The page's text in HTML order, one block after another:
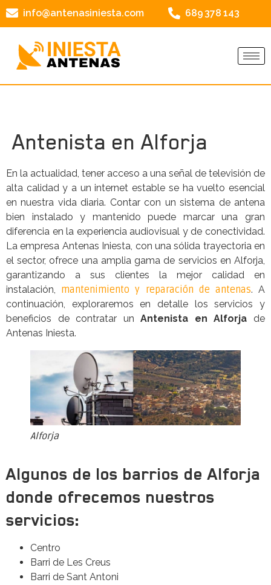
info@antenasiniesta.com 689 378 143
Antenista en Alforja
En la actualidad, tener acceso a una señal de televisión de
alta calidad y a un internet estable se ha vuelto esencial
en nuestra vida diaria. Contar con un sistema de antena
bien instalado y mantenido puede marcar una gran
diferencia en la experiencia audiovisual y de conectividad.
La empresa Antenas Iniesta, con una sólida trayectoria en
el sector, ofrece una amplia gama de servicios en Alforja,
garantizando a sus clientes la mejor calidad en
instalación, mantenimiento y reparación de antenas. A
continuación, exploraremos en detalle los servicios y
beneficios de contratar unAntenista en Alforja de
Antenas Iniesta.
Alforja
Algunos de los barrios de Alforja
donde ofrecemos nuestros
servicios:
Centro
Barri de Les Creus
Barri de Sant Antoni